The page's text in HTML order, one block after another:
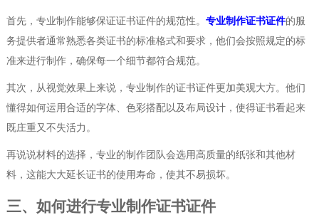
首先，专业制作能够保证证书证件的规范性。 专业制作证书证件的服
务提供者通常熟悉各类证书的标准格式和要求，他们会按照规定的标
准来进行制作，确保每一个细节都符合规范。
其次，从视觉效果上来说，专业制作的证书证件更加美观大方。他们
懂得如何运用合适的字体、色彩搭配以及布局设计，使得证书看起来
既庄重又不失活力。
再说说材料的选择，专业的制作团队会选用高质量的纸张和其他材
料，这能大大延长证书的使用寿命，使其不易损坏。
三、如何进行专业制作证书证件